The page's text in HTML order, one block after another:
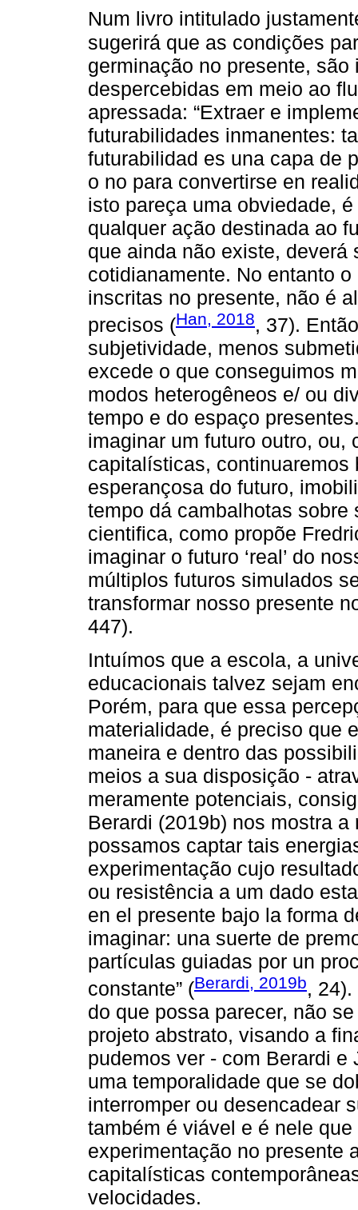
Num livro intitulado
sugerirá que as condições
germinação no presente,
despercebidas em meio ao
apressada: “Extraer e
futurabilidades inmanentes:
futurabilidad es una capa de
o no para convertirse en
isto pareça uma obviedade,
qualquer ação destinada ao
que ainda não existe,
cotidianamente. No entanto
inscritas no presente, não é
precisos (Han, 2018, 37).
subjetividade, menos
excede o que conseguimos
modos heterogêneos e/ ou
tempo e do espaço
imaginar um futuro outro, ou,
capitalísticas, continuaremos
esperançosa do futuro,
tempo dá cambalhotas
cientifica, como propõe
imaginar o futuro ‘real’ do
múltiplos futuros simulados
transformar nosso presente
447).
Intuímos que a escola, a
educacionais talvez sejam
Porém, para que essa
materialidade, é preciso que
maneira e dentro das
meios a sua disposição -
meramente potenciais,
Berardi (2019b) nos mostra
possamos captar tais
experimentação cujo
ou resistência a um dado
en el presente bajo la forma
imaginar: una suerte de
partículas guiadas por un
constante” (Berardi, 2019b,
do que possa parecer, não
projeto abstrato, visando a
pudemos ver - com Berardi
uma temporalidade que se
interromper ou desencadear
também é viável e é nele
experimentação no presente
capitalísticas
velocidades.